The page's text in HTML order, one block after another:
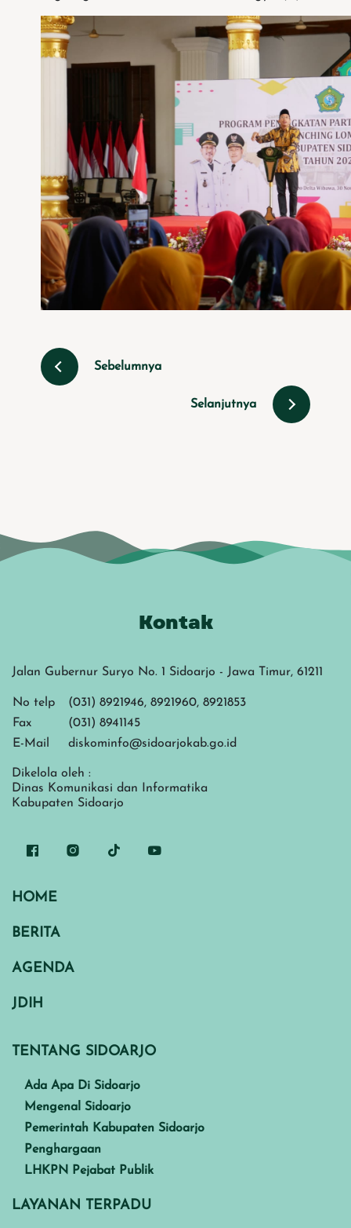
Sebelumnya
Selanjutnya
Kontak
Jalan Gubernur Suryo No. 1 Sidoarjo - Jawa Timur, 61211
No telp
(031) 8921946, 8921960, 8921853
Fax
(031) 8941145
E-Mail
diskominfo@sidoarjokab.go.id
Dikelola oleh :
Dinas Komunikasi dan Informatika
Kabupaten Sidoarjo
HOME
BERITA
AGENDA
JDIH
TENTANG SIDOARJO
Ada Apa Di Sidoarjo
Mengenal Sidoarjo
Pemerintah Kabupaten Sidoarjo
Penghargaan
LHKPN Pejabat Publik
LAYANAN TERPADU